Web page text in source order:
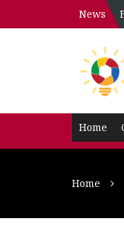
News
Home
Home